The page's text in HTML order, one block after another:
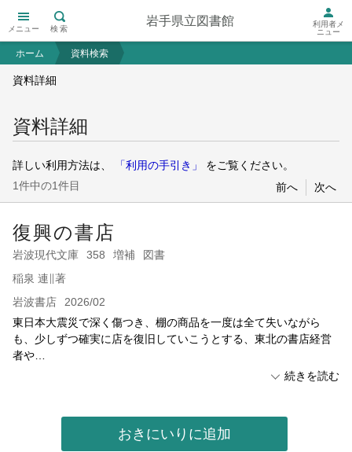
岩手県立図書館
メニュー 検索
利用者メ
ニュー
ホーム 資料検索
資料詳細
資料詳細
詳しい利用方法は、 「利用の手引き」
をご覧ください。
1件中の1件目
前へ 次へ
復興の書店
岩波現代文庫 358 増補
図書
稲泉 連∥著
岩波書店
2026/02
東日本大震災で深く傷つき、棚の商品を一度は全て失いながら
も、少しずつ確実に店を復旧していこうとする、東北の書店経営
者や…
続きを読む
おきにいりに追加